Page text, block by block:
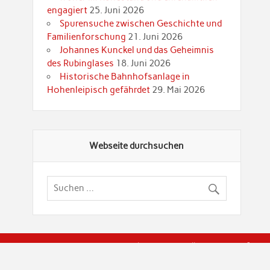
engagiert 25. Juni 2026
Spurensuche zwischen Geschichte und
Familienforschung 21. Juni 2026
Johannes Kunckel und das Geheimnis
des Rubinglases 18. Juni 2026
Historische Bahnhofsanlage in
Hohenleipisch gefährdet 29. Mai 2026
Webseite durchsuchen
© Brandenburgische Genealogische Gesellschaft (BGG)